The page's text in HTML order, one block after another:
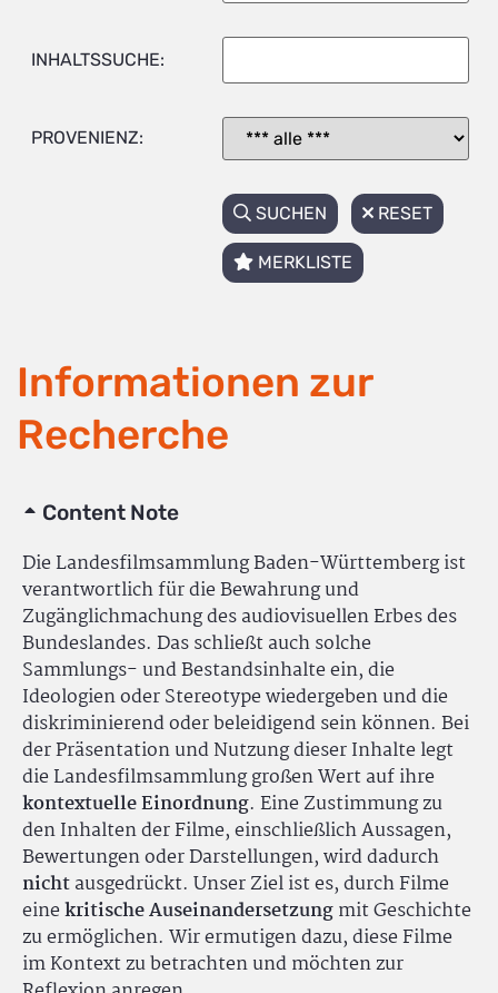
INHALTSSUCHE:
PROVENIENZ:
SUCHEN RESET
MERKLISTE
Informationen zur
Recherche
Content Note
Die Landesfilmsammlung Baden-Württemberg ist
verantwortlich für die Bewahrung und
Zugänglichmachung des audiovisuellen Erbes des
Bundeslandes. Das schließt auch solche
Sammlungs- und Bestandsinhalte ein, die
Ideologien oder Stereotype wiedergeben und die
diskriminierend oder beleidigend sein können. Bei
der Präsentation und Nutzung dieser Inhalte legt
die Landesfilmsammlung großen Wert auf ihre
kontextuelle Einordnung. Eine Zustimmung zu
den Inhalten der Filme, einschließlich Aussagen,
Bewertungen oder Darstellungen, wird dadurch
nichtausgedrückt. Unser Ziel ist es, durch Filme
einekritische Auseinandersetzungmit Geschichte
zu ermöglichen. Wir ermutigen dazu, diese Filme
im Kontext zu betrachten und möchten zur